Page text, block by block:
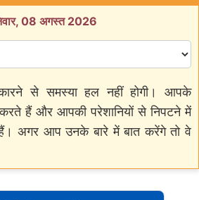
08 अगस्त 2026
से समस्या हल नहीं होगी। आपके
हैं और आपकी परेशानियों से निपटने में
अगर आप उनके बारे में बात करेंगे तो वे